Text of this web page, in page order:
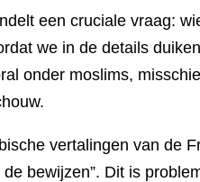
een cruciale vraag:
we in de details
onder moslims,
vertalingen van de
bewijzen”. Dit is